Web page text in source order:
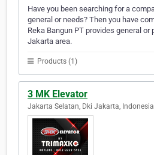
Have you been searching for a
general or needs? Then you have
Reka Bangun PT provides general
Jakarta area.
Products (1)
3 MK Elevator
Jakarta Selatan, Dki Jakarta, Indonesia